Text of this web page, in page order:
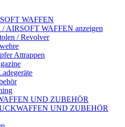
WAFFEN
AIRSOFT WAFFEN anzeigen
/ Revolver
Attrappen
UND ZUBEHÖR
UND ZUBEHÖR